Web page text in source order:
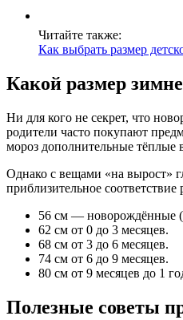
Читайте также:
Как выбрать размер
Какой размер
Ни для кого не секрет, что
родители часто покупают
мороз дополнительные тёплые
Однако с вещами «на вырост»
приблизительное соответствие
56 см — новорождённые
62 см от 0 до 3 месяцев.
68 см от 3 до 6 месяцев.
74 см от 6 до 9 месяцев.
80 см от 9 месяцев до 1
Полезные советы